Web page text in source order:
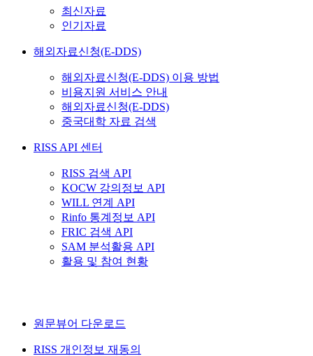
최신자료
인기자료
해외자료신청(E-DDS)
해외자료신청(E-DDS) 이용 방법
비용지원 서비스 안내
해외자료신청(E-DDS)
중국대학 자료 검색
RISS API 센터
RISS 검색 API
KOCW 강의정보 API
WILL 연계 API
Rinfo 통계정보 API
FRIC 검색 API
SAM 분석활용 API
활용 및 참여 현황
원문뷰어 다운로드
RISS 개인정보 재동의